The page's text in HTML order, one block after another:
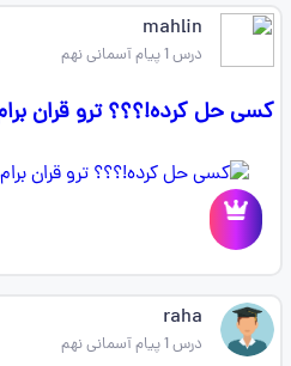
mahlin
درس 1 پیام آسمانی نهم
کسی حل کرده!؟؟؟ ترو قران
raha
درس 1 پیام آسمانی نهم